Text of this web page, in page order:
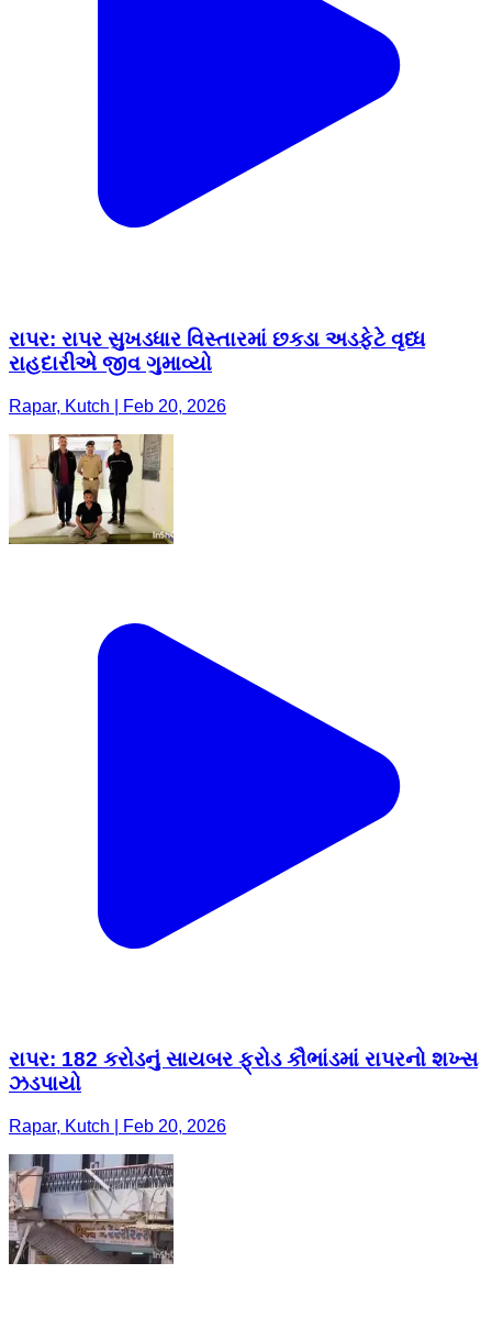
રાપર: રાપર સુખડધાર વિસ્તારમાં છકડા અડફેટે વૃધ્ધ
રાહદારીએ જીવ ગુમાવ્યો
Rapar, Kutch | Feb 20, 2026
રાપર: 182 કરોડનું સાયબર ફ્રોડ કૌભાંડમાં રાપરનો શખ્સ
ઝડપાયો
Rapar, Kutch | Feb 20, 2026